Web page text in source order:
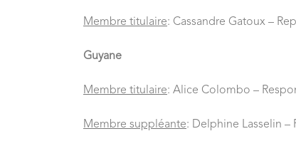
Membre titulaire: Cassandre Gatoux –
Guyane
Membre titulaire: Alice Colombo –
Membre suppléante: Delphine Lasselin –